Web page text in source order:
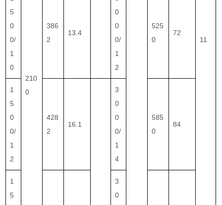
210
0
11
5
0
0/
1
0
386
2
13.4
0
0
0/
1
2
525
0
72
1
5
0
0/
1
2
428
2
16.1
3
0
0
0/
1
4
585
0
84
1
5
3
0